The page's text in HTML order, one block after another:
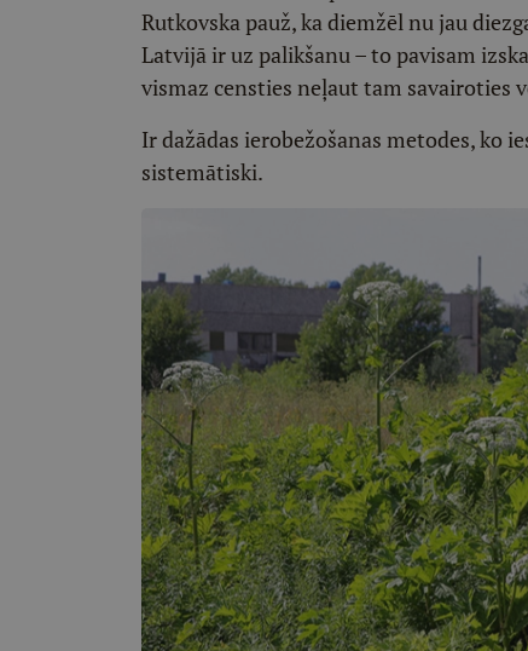
Rutkovska pauž, ka diemžēl nu jau
Latvijā ir uz palikšanu – to pavisam
vismaz censties neļaut tam savairoties
Ir dažādas ierobežošanas metodes, ko
sistemātiski.